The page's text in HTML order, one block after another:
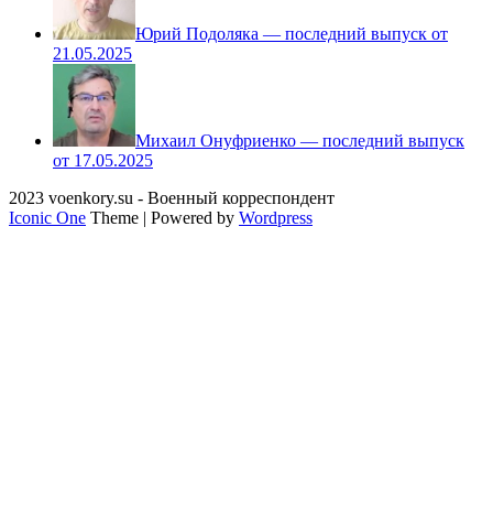
Юрий Подоляка — последний выпуск от
21.05.2025
Михаил Онуфриенко — последний выпуск
от 17.05.2025
2023 voenkory.su - Военный корреспондент
Iconic One Theme | Powered by Wordpress